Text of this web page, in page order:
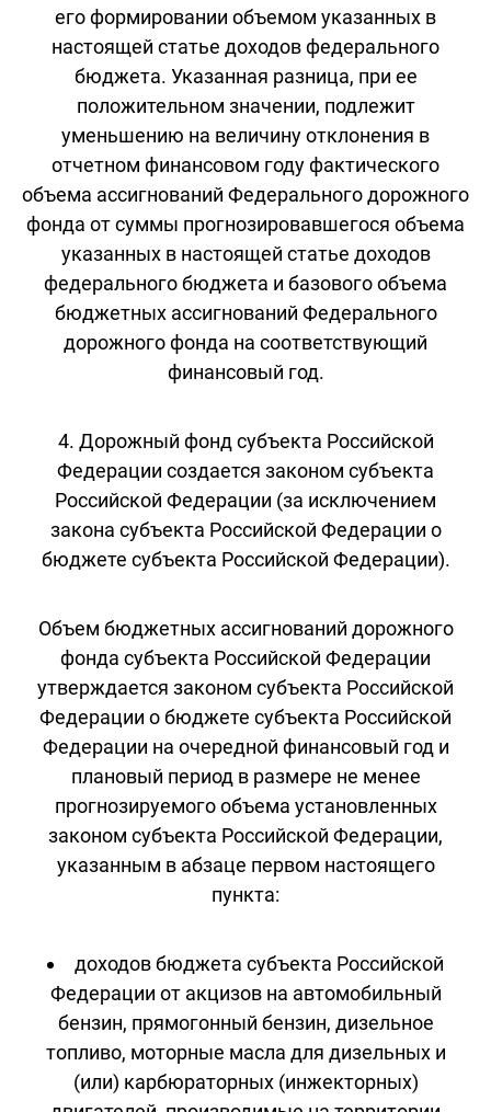
его формировании объемом указанных в
настоящей статье доходов федерального
бюджета. Указанная разница, при ее
положительном значении, подлежит
уменьшению на величину отклонения в
отчетном финансовом году фактического
объема ассигнований Федерального дорожного
фонда от суммы прогнозировавшегося объема
указанных в настоящей статье доходов
федерального бюджета и базового объема
бюджетных ассигнований Федерального
дорожного фонда на соответствующий
финансовый год.
4. Дорожный фонд субъекта Российской
Федерации создается законом субъекта
Российской Федерации (за исключением
закона субъекта Российской Федерации о
бюджете субъекта Российской Федерации).
Объем бюджетных ассигнований дорожного
фонда субъекта Российской Федерации
утверждается законом субъекта Российской
Федерации о бюджете субъекта Российской
Федерации на очередной финансовый год и
плановый период в размере не менее
прогнозируемого объема установленных
законом субъекта Российской Федерации,
указанным в абзаце первом настоящего
пункта:
доходов бюджета субъекта Российской
Федерации от акцизов на автомобильный
бензин, прямогонный бензин, дизельное
топливо, моторные масла для дизельных и
(или) карбюраторных (инжекторных)